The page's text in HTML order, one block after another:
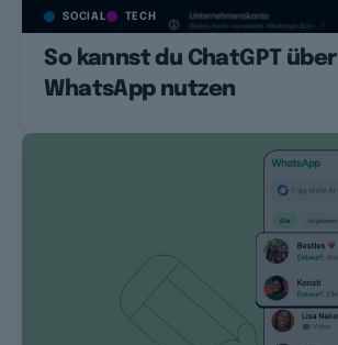
SOCIAL TECH
So kannst du ChatGPT über
WhatsApp nutzen